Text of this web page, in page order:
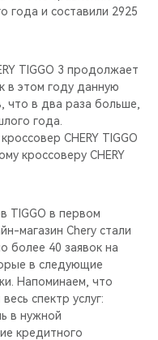
года и составили 2925
TIGGO 3 продолжает
в этом году данную
что в два раза больше,
года.
CHERY TIGGO
кроссоверу CHERY
TIGGO в первом
магазин Chery стали
более 40 заявок на
в следующие
Напоминаем, что
спектр услуг:
в нужной
кредитного